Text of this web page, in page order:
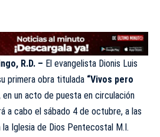
R.D. – El evangelista Dionis Luis
primera obra titulada “Vivos pero
en un acto de puesta en circulación
a cabo el sábado 4 de octubre, a las
la Iglesia de Dios Pentecostal M.I.